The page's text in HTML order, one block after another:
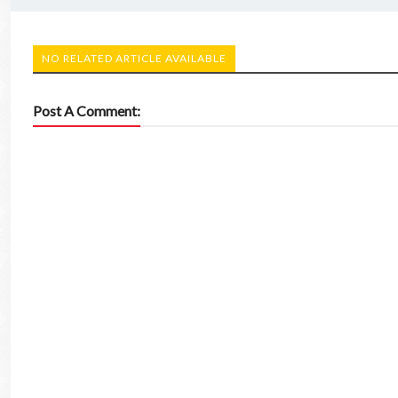
NO RELATED ARTICLE AVAILABLE
Post A Comment: